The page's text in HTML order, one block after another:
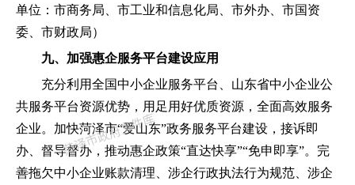
单位 ： 市商务局、市工业和信息化局、市外办、市国资
委、市财政局）
九、加强惠企服务平台建设应用
充分利用全国中小企业服务平台、山东省中小企业公
共服务平台资源优势 ， 用足用好优质资源 ， 全面高效服务
企业。加快菏泽市“爱山东”政务服务平台建设 ， 接诉即
办、督导督办 ， 推动惠企政策“直达快享”“免申即享”。完
善拖欠中小企业账款清理、涉企行政执法行为规范、涉企